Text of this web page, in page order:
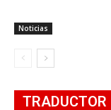
Noticias
TRADUCTOR